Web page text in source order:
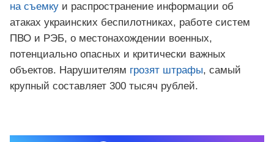
на съемку и распространение информации об
атаках украинских беспилотниках, работе систем
ПВО и РЭБ, о местонахождении военных,
потенциально опасных и критически важных
объектов. Нарушителям грозят штрафы, самый
крупный составляет 300 тысяч рублей.